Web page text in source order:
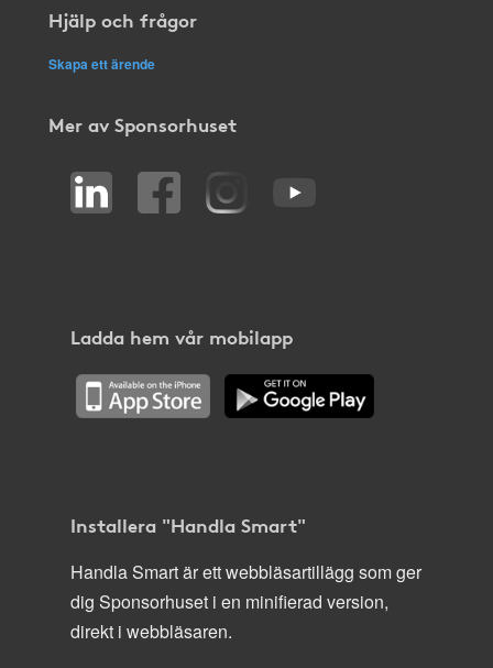
Hjälp och frågor
Skapa ett ärende
Mer av Sponsorhuset
Ladda hem vår mobilapp
Installera "Handla Smart"
Handla Smart är ett webbläsartillägg som ger
dig Sponsorhuset i en minifierad version,
direkt i webbläsaren.